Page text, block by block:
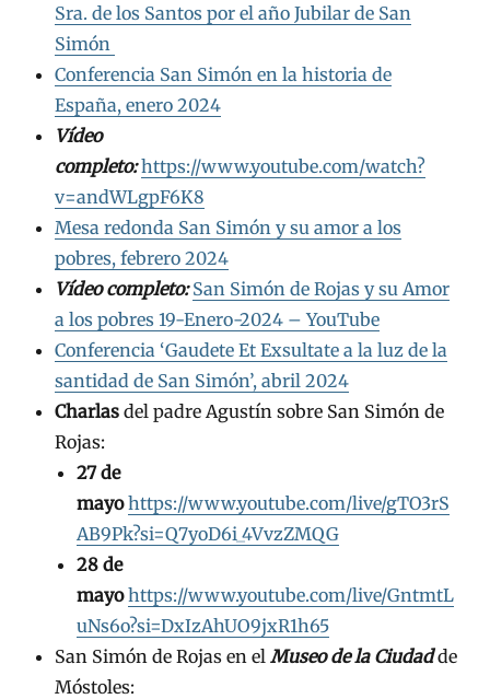
Sra. de los Santos por el año Jubilar de San
Simón
Conferencia San Simón en la historia de
España, enero 2024
Vídeo
completo: https://www.youtube.com/watch?
v=andWLgpF6K8
Mesa redonda San Simón y su amor a los
pobres, febrero 2024
Vídeo completo: San Simón de Rojas y su Amor
a los pobres 19-Enero-2024 – YouTube
Conferencia ‘Gaudete Et Exsultate a la luz de la
santidad de San Simón’, abril 2024
Charlas del padre Agustín sobre San Simón de
Rojas:
27 de
mayo https://www.youtube.com/live/gTO3rS
AB9Pk?si=Q7yoD6i_4VvzZMQG
28 de
mayo https://www.youtube.com/live/GntmtL
uNs6o?si=DxIzAhUO9jxR1h65
San Simón de Rojas en el Museo de la Ciudadde
Móstoles: